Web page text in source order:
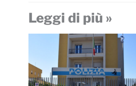
Leggi di più »